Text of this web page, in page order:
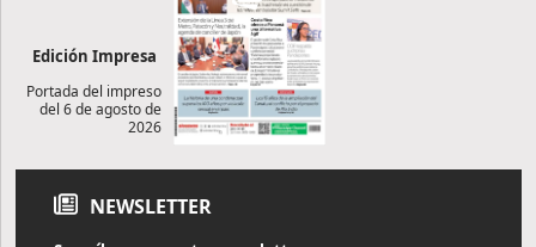
Edición Impresa
Portada del impreso
del 6 de agosto de
2026
NEWSLETTER